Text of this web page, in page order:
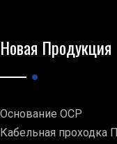
Новая Продукция
Основание ОСР
Кабельная